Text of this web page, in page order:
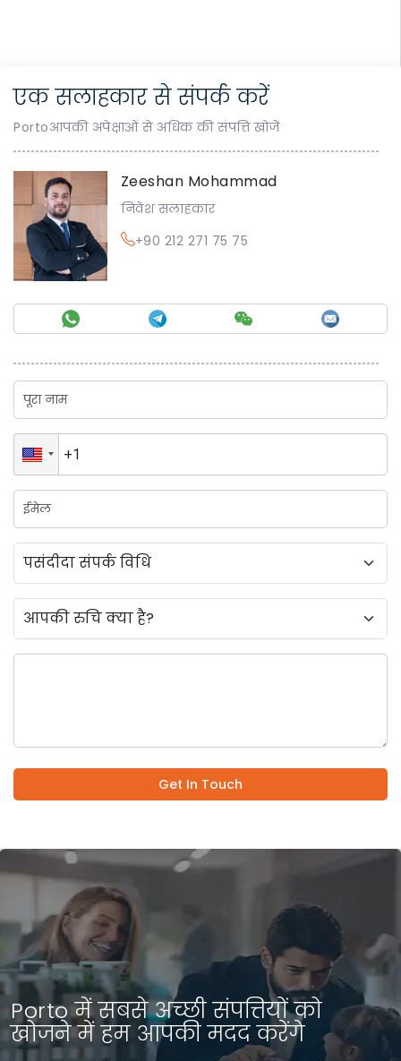
एक सलाहकार से संपर्क करें
Portoआपकी अपेक्षाओं से अधिक की संपत्ति खोजें
Zeeshan Mohammad
निवेश सलाहकार
+90 212 271 75 75
Get In Touch
Porto में सबसे अच्छी संपत्तियों को
खोजने में हम आपकी मदद करेंगे